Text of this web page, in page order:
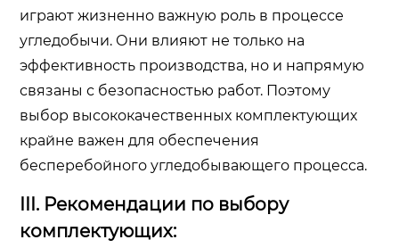
играют жизненно важную роль в процессе
угледобычи. Они влияют не только на
эффективность производства, но и напрямую
связаны с безопасностью работ. Поэтому
выбор высококачественных комплектующих
крайне важен для обеспечения
бесперебойного угледобывающего процесса.
III. Рекомендации по выбору
комплектующих: